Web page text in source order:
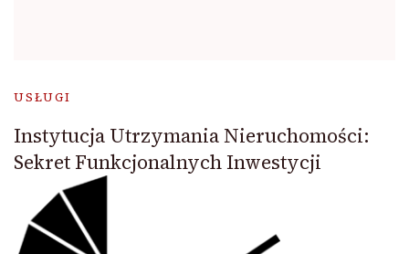
USŁUGI
Instytucja Utrzymania Nieruchomości:
Sekret Funkcjonalnych Inwestycji